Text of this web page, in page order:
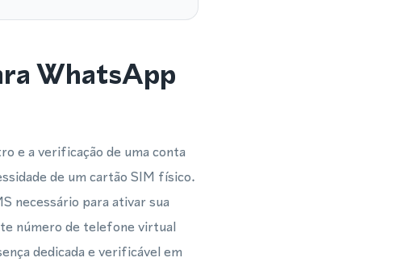
WhatsApp
e a verificação de uma conta
de um cartão SIM físico.
necessário para ativar sua
número de telefone virtual
dedicada e verificável em